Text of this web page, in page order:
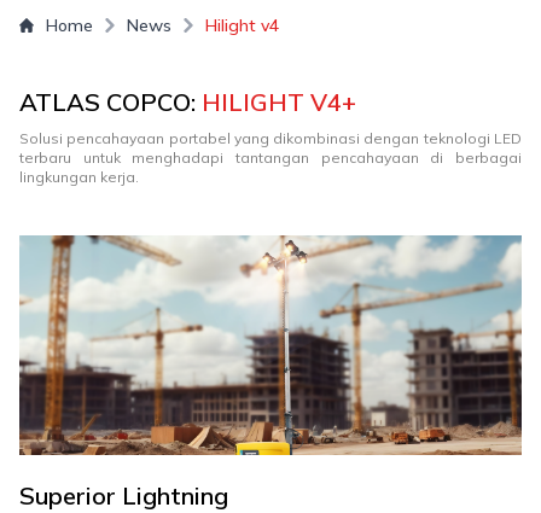
Home News Hilight v4
ATLAS COPCO: HILIGHT V4+
Solusi pencahayaan portabel yang dikombinasi dengan teknologi LED
terbaru untuk menghadapi tantangan pencahayaan di berbagai
lingkungan kerja.
Superior Lightning